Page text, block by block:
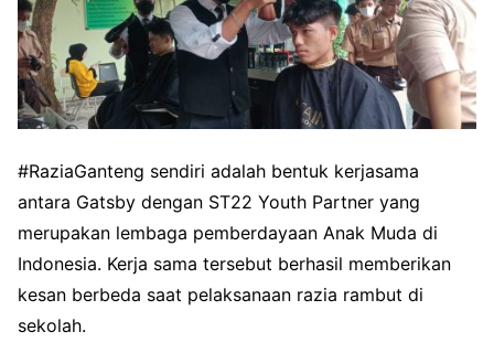
#RaziaGanteng sendiri adalah bentuk kerjasama
antara Gatsby dengan ST22 Youth Partner yang
merupakan lembaga pemberdayaan Anak Muda di
Indonesia. Kerja sama tersebut berhasil memberikan
kesan berbeda saat pelaksanaan razia rambut di
sekolah.